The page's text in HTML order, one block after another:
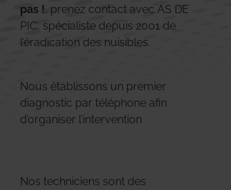
pas !, prenez contact avec AS DE
PIC, spécialiste depuis 2001 de
l’éradication des nuisibles.
Nous établissons un premier
diagnostic par téléphone afin
d’organiser l’intervention
Nos techniciens sont des